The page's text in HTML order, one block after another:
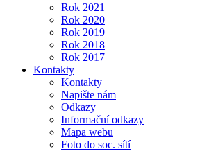
Rok 2021
Rok 2020
Rok 2019
Rok 2018
Rok 2017
Kontakty
Kontakty
Napište nám
Odkazy
Informační odkazy
Mapa webu
Foto do soc. sítí